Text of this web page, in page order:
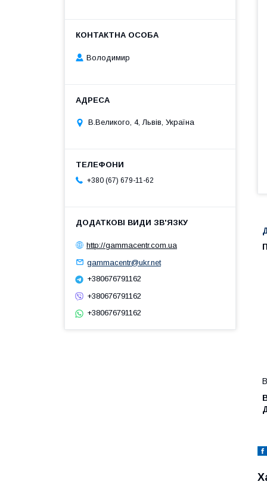
Володимир
В.Великого, 4, Львів, Україна
+380 (67) 679-11-62
http://gammacentr.com.ua
gammacentr@ukr.net
+380676791162
+380676791162
+380676791162